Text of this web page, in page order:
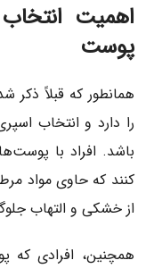
اهمیت
پوست
همانطور که قبلاً
را دارد و انتخاب
باشد. افراد با
کنند که حاوی مواد
از خشکی و التهاب
همچنین، افرادی که